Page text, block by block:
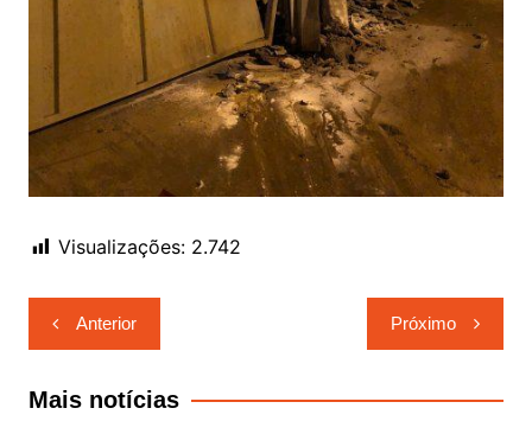
Visualizações: 2.742
Navegação
de
Post
Anterior Próximo
Mais notícias